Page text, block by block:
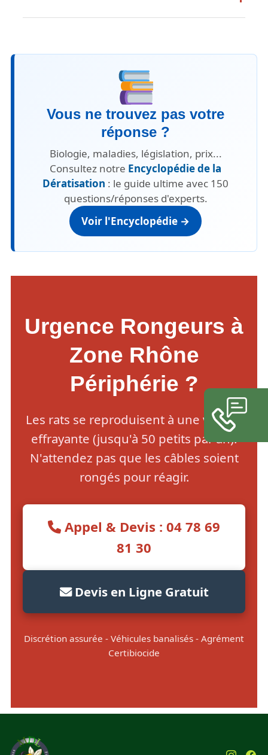
Vous ne trouvez pas votre
réponse ?
Biologie, maladies, législation, prix...
Consultez notre Encyclopédie de la
Dératisation : le guide ultime avec 150
questions/réponses d'experts.
Voir l'Encyclopédie →
Urgence Rongeurs à
Zone Rhône
Périphérie ?
Les rats se reproduisent à une vitesse
effrayante (jusqu'à 50 petits par an).
N'attendez pas que les câbles soient
rongés pour réagir.
Appel & Devis : 04 78 69
81 30
Devis en Ligne Gratuit
Discrétion assurée - Véhicules banalisés - Agrément
Certibiocide